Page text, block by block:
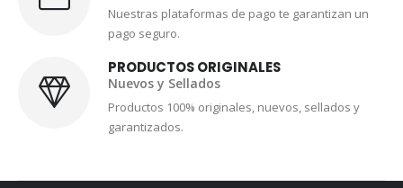
Nuestras plataformas de pago te garantizan un
pago seguro.
PRODUCTOS ORIGINALES
Nuevos y Sellados
Productos 100% originales, nuevos, sellados y
garantizados.